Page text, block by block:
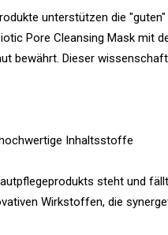
unterstützen die
Pore Cleansing Mask mit
bewährt. Dieser
Inhaltsstoffe
steht und
Wirkstoffen, die